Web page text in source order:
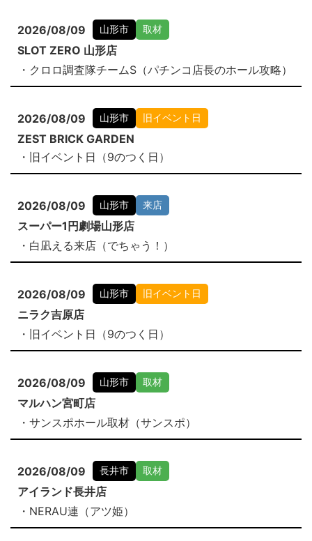
2026/08/09 山形市 取材
SLOT ZERO 山形店
・クロロ調査隊チームS（パチンコ店長のホール攻略）
2026/08/09 山形市 旧イベント日
ZEST BRICK GARDEN
・旧イベント日（9のつく日）
2026/08/09 山形市 来店
スーパー1円劇場山形店
・白凪える来店（でちゃう！）
2026/08/09 山形市 旧イベント日
ニラク吉原店
・旧イベント日（9のつく日）
2026/08/09 山形市 取材
マルハン宮町店
・サンスポホール取材（サンスポ）
2026/08/09 長井市 取材
アイランド長井店
・NERAU連（アツ姫）